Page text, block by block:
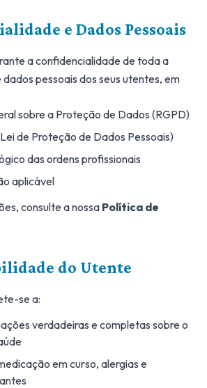
e Dados Pessoais
a confidencialidade de toda a
pessoais dos seus utentes, em
sobre a Proteção de Dados (RGPD)
de Proteção de Dados Pessoais)
das ordens profissionais
aplicável
consulte a nossa Política de
do Utente
se a:
verdadeiras e completas sobre o
em curso, alergias e